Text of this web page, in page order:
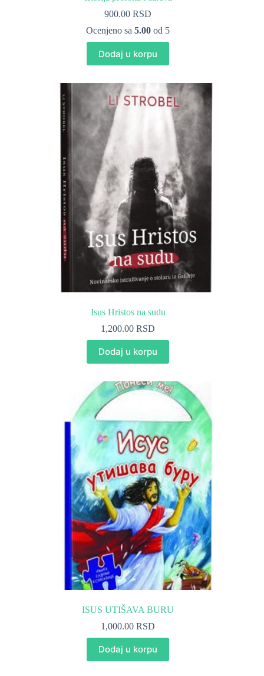
900.00RSD
Ocenjeno sa5.00 od 5
Dodaj u korpu
Isus Hristos na sudu
1,200.00RSD
Dodaj u korpu
ISUS UTIŠAVA BURU
1,000.00RSD
Dodaj u korpu